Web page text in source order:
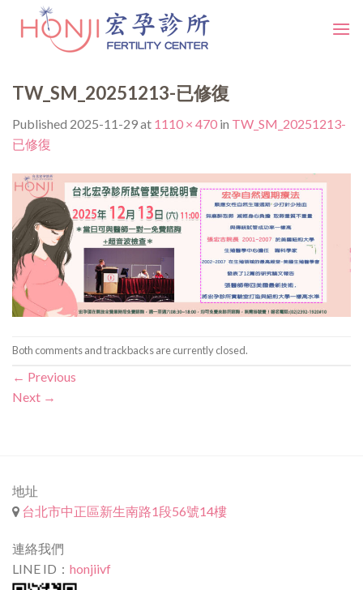
TW_SM_20251213-已修復
Published 2025-11-29at 1110 × 470 in TW_SM_20251213-
已修復
Both comments and trackbacks are currently closed.
← Previous
Next →
地址
台北市中正區新生南路1段56號14樓
連絡我們
LINE ID： honjiivf